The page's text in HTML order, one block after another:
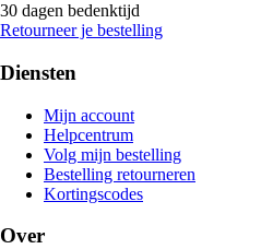
30 dagen bedenktijd
Retourneer je bestelling
Diensten
Mijn account
Helpcentrum
Volg mijn bestelling
Bestelling retourneren
Kortingscodes
Over